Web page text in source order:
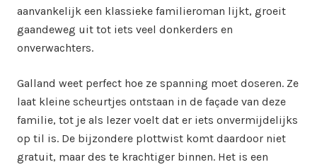
aanvankelijk een klassieke familieroman lijkt, groeit
gaandeweg uit tot iets veel donkerders en
onverwachters.
Galland weet perfect hoe ze spanning moet doseren. Ze
laat kleine scheurtjes ontstaan in de façade van deze
familie, tot je als lezer voelt dat er iets onvermijdelijks
op til is. De bijzondere plottwist komt daardoor niet
gratuit, maar des te krachtiger binnen. Het is een